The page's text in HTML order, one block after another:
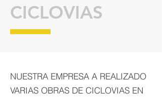
CICLOVIAS
NUESTRA EMPRESA A REALIZADO
VARIAS OBRAS DE CICLOVIAS EN